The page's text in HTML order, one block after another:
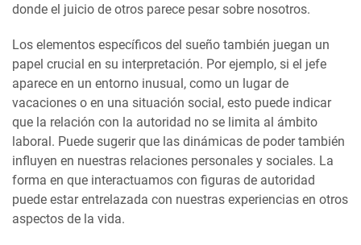
donde el juicio de otros parece pesar sobre nosotros.
Los elementos específicos del sueño también juegan un
papel crucial en su interpretación. Por ejemplo, si el jefe
aparece en un entorno inusual, como un lugar de
vacaciones o en una situación social, esto puede indicar
que la relación con la autoridad no se limita al ámbito
laboral. Puede sugerir que las dinámicas de poder también
influyen en nuestras relaciones personales y sociales. La
forma en que interactuamos con figuras de autoridad
puede estar entrelazada con nuestras experiencias en otros
aspectos de la vida.